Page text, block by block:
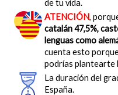
de tu vida.
ATENCIÓN,
catalán 47,5%,
lenguas como
cuenta esto
podrías plantearte
La duración del
España.